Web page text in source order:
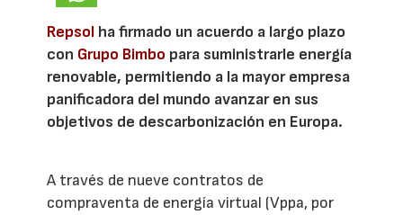
Repsol ha firmado un acuerdo a largo plazo
con Grupo Bimbo para suministrarle energía
renovable, permitiendo a la mayor empresa
panificadora del mundo avanzar en sus
objetivos de descarbonización en Europa.
A través de nueve contratos de
compraventa de energía virtual (Vppa, por